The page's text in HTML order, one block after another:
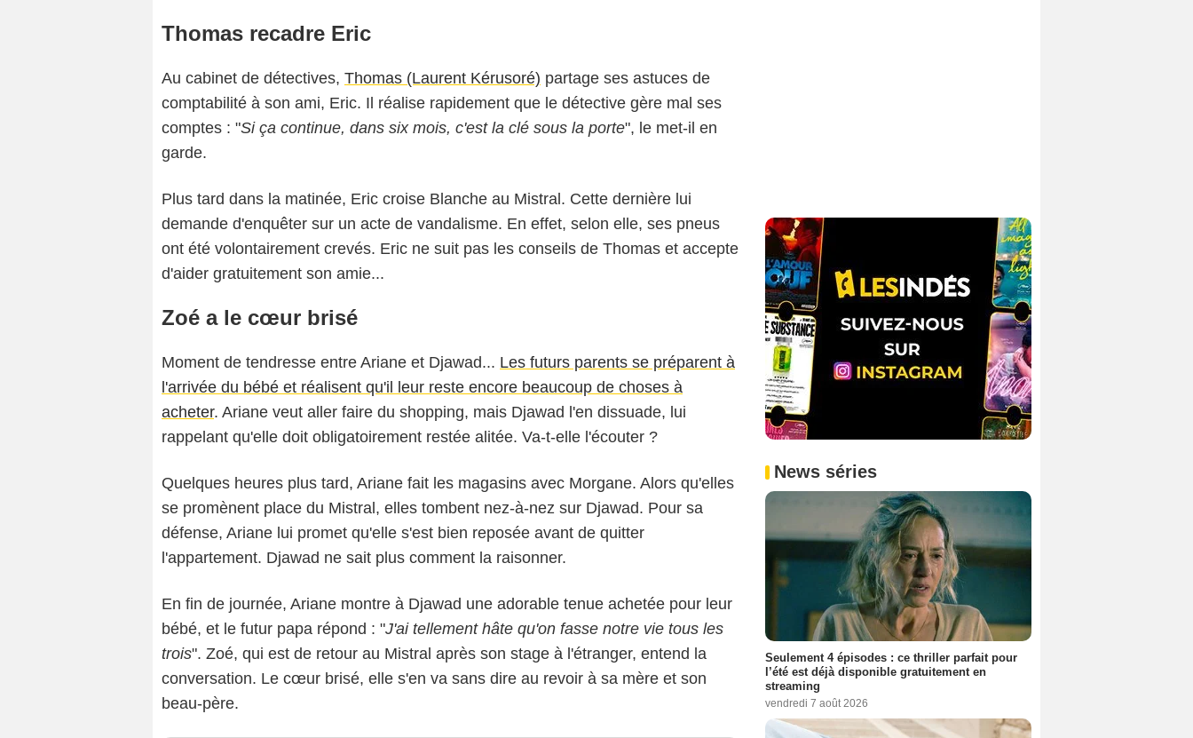
Thomas recadre Eric
Au cabinet de détectives, Thomas (Laurent Kérusoré) partage ses astuces de
comptabilité à son ami, Eric. Il réalise rapidement que le détective gère mal ses
comptes : "Si ça continue, dans six mois, c'est la clé sous la porte", le met-il en
garde.
Plus tard dans la matinée, Eric croise Blanche au Mistral. Cette dernière lui
demande d'enquêter sur un acte de vandalisme. En effet, selon elle, ses pneus
ont été volontairement crevés. Eric ne suit pas les conseils de Thomas et accepte
d'aider gratuitement son amie...
Zoé a le cœur brisé
Moment de tendresse entre Ariane et Djawad... Les futurs parents se préparent à
l'arrivée du bébé et réalisent qu'il leur reste encore beaucoup de choses à
acheter. Ariane veut aller faire du shopping, mais Djawad l'en dissuade, lui
rappelant qu'elle doit obligatoirement restée alitée. Va-t-elle l'écouter ?
Quelques heures plus tard, Ariane fait les magasins avec Morgane. Alors qu'elles
se promènent place du Mistral, elles tombent nez-à-nez sur Djawad. Pour sa
défense, Ariane lui promet qu'elle s'est bien reposée avant de quitter
l'appartement. Djawad ne sait plus comment la raisonner.
En fin de journée, Ariane montre à Djawad une adorable tenue achetée pour leur
bébé, et le futur papa répond : "J'ai tellement hâte qu'on fasse notre vie tous les
trois". Zoé, qui est de retour au Mistral après son stage à l'étranger, entend la
conversation. Le cœur brisé, elle s'en va sans dire au revoir à sa mère et son
beau-père.
News séries
Seulement 4 épisodes : ce thriller parfait pour
l’été est déjà disponible gratuitement en
streaming
vendredi 7 août 2026